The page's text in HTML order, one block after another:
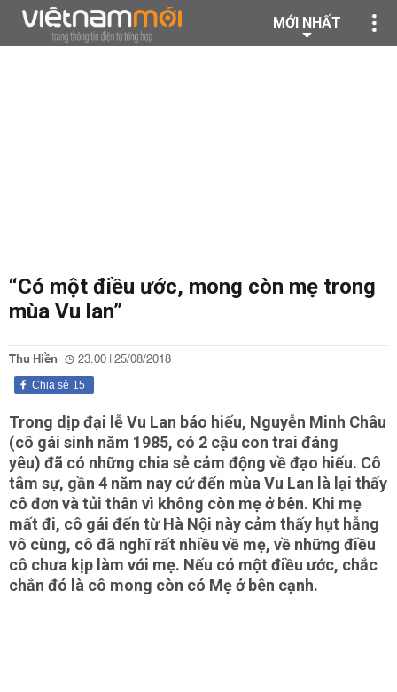
MỚI NHẤT
“Có một điều ước, mong còn mẹ trong
mùa Vu lan”
Thu Hiền 23:00 | 25/08/2018
15
Chia sẻ
Trong dịp đại lễ Vu Lan báo hiếu, Nguyễn Minh Châu
(cô gái sinh năm 1985, có 2 cậu con trai đáng
yêu) đã có những chia sẻ cảm động về đạo hiếu. Cô
tâm sự, gần 4 năm nay cứ đến mùa Vu Lan là lại thấy
cô đơn và tủi thân vì không còn mẹ ở bên. Khi mẹ
mất đi, cô gái đến từ Hà Nội này cảm thấy hụt hẫng
vô cùng, cô đã nghĩ rất nhiều về mẹ, về những điều
cô chưa kịp làm với mẹ. Nếu có một điều ước, chắc
chắn đó là cô mong còn có Mẹ ở bên cạnh.